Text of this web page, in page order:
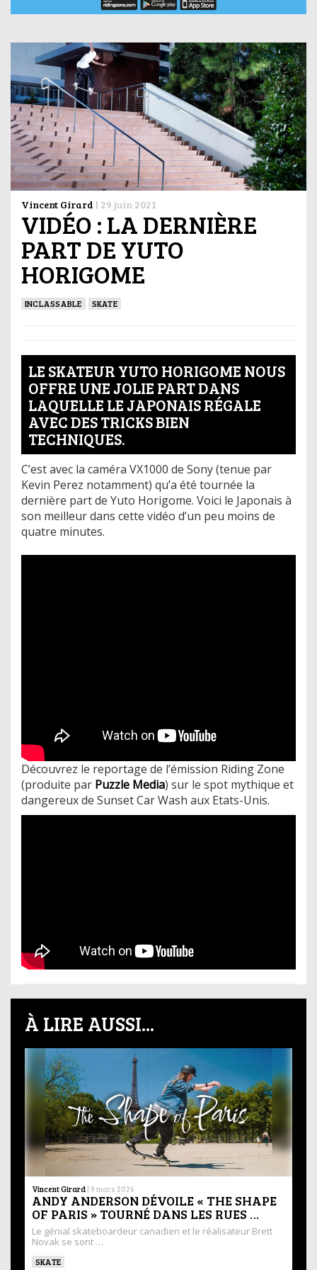
Vincent Girard | 29 juin 2021
VIDÉO : LA DERNIÈRE
PART DE YUTO
HORIGOME
INCLASSABLE SKATE
LE SKATEUR YUTO HORIGOME NOUS
OFFRE UNE JOLIE PART DANS
LAQUELLE LE JAPONAIS RÉGALE
AVEC DES TRICKS BIEN
TECHNIQUES.
C’est avec la caméra VX1000 de Sony (tenue par
Kevin Perez notamment) qu’a été tournée la
dernière part de Yuto Horigome. Voici le Japonais à
son meilleur dans cette vidéo d’un peu moins de
quatre minutes.
Découvrez le reportage de l’émission Riding Zone
(produite par Puzzle Media) sur le spot mythique et
dangereux de Sunset Car Wash aux Etats-Unis.
À LIRE AUSSI...
Vincent Girard | 9 mars 2026
ANDY ANDERSON DÉVOILE « THE SHAPE
OF PARIS » TOURNÉ DANS LES RUES …
Le génial skateboardeur canadien et le réalisateur Brett
Novak se sont …
SKATE